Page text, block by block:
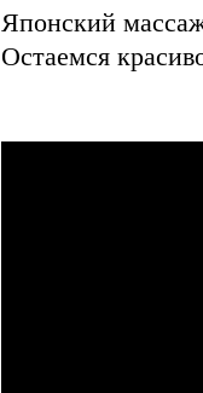
Японский
Остаемся